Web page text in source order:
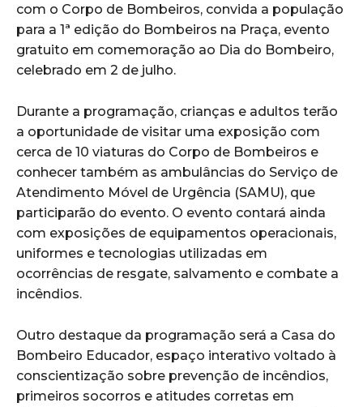
com o Corpo de Bombeiros, convida a população
para a 1ª edição do Bombeiros na Praça, evento
gratuito em comemoração ao Dia do Bombeiro,
celebrado em 2 de julho.
Durante a programação, crianças e adultos terão
a oportunidade de visitar uma exposição com
cerca de 10 viaturas do Corpo de Bombeiros e
conhecer também as ambulâncias do Serviço de
Atendimento Móvel de Urgência (SAMU), que
participarão do evento. O evento contará ainda
com exposições de equipamentos operacionais,
uniformes e tecnologias utilizadas em
ocorrências de resgate, salvamento e combate a
incêndios.
Outro destaque da programação será a Casa do
Bombeiro Educador, espaço interativo voltado à
conscientização sobre prevenção de incêndios,
primeiros socorros e atitudes corretas em